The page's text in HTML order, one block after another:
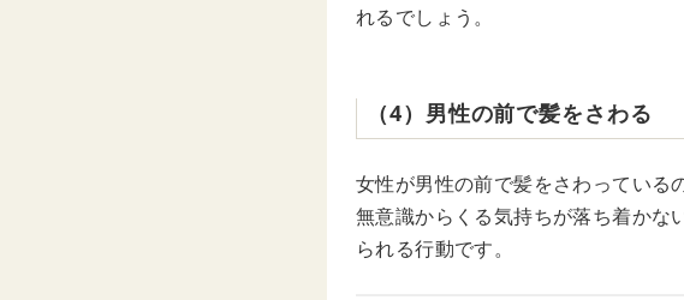
れるでしょう。
（4）男性の前で髪をさわる
女性が男性の前で髪をさわっている
無意識からくる気持ちが落ち着かな
られる行動です。